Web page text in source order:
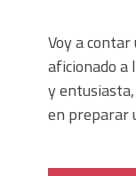
Voy a
aficionado a
y
en preparar